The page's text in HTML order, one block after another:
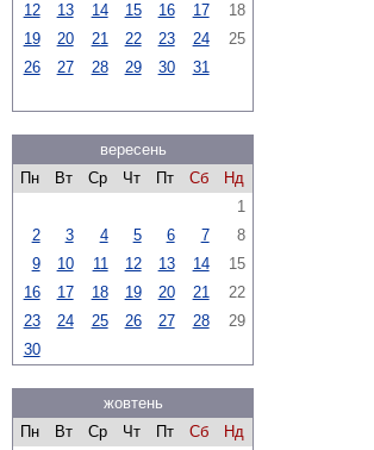
12
13 14 15 16 17
18
19
20 21 22 23 24
25
26
27 28 29 30 31
вересень
Пн
Вт Ср Чт Пт Сб
Нд
1
2
3 4 5 6 7
8
9
10 11 12 13 14
15
16
17 18 19 20 21
22
23
24 25 26 27 28
29
30
жовтень
Пн
Вт Ср Чт Пт Сб
Нд